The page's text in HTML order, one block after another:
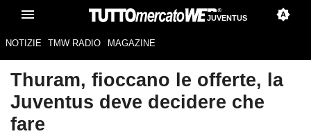
JUVENTUS
NOTIZIE TMW RADIO MAGAZINE
Thuram, fioccano le offerte, la
Juventus deve decidere che
fare